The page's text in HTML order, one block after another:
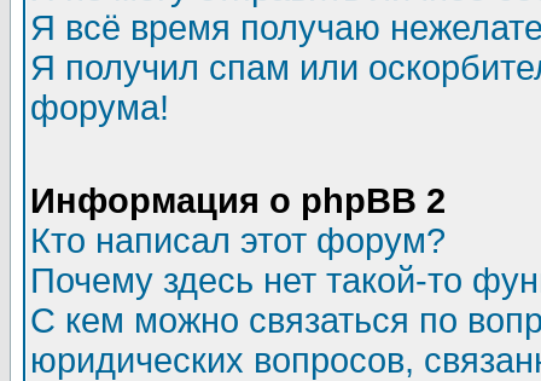
Я всё время получаю
Я получил спам или
форума!
Информация о phpBB 2
Кто написал этот форум?
Почему здесь нет такой-то
С кем можно связаться по
юридических вопросов,